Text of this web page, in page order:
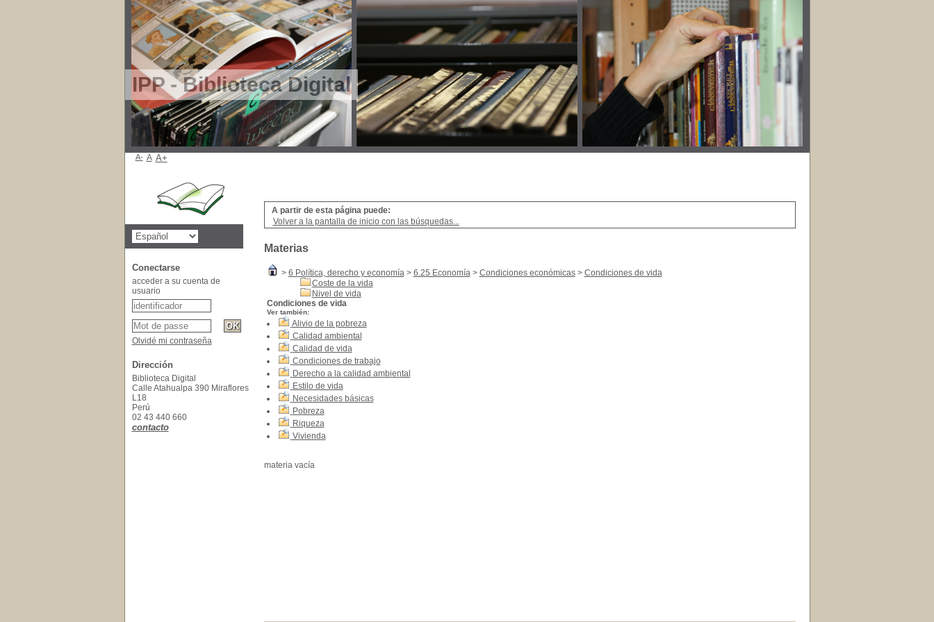
IPP - Biblioteca Digital
A partir de esta página puede:
Volver a la pantalla de inicio con las búsquedas...
Materias
> 6 Política, derecho y economía> 6.25 Economía> Condiciones económicas> Condiciones de vida
Coste de la vida
Nivel de vida
Condiciones de vida
Ver también:
Alivio de la pobreza
Calidad ambiental
Calidad de vida
Condiciones de trabajo
Derecho a la calidad ambiental
Estilo de vida
Necesidades básicas
Pobreza
Riqueza
Vivienda
materia vacía
A- A A+
Conectarse
acceder a su cuenta de
usuario
Olvidé mi contraseña
Dirección
Biblioteca Digital
Calle Atahualpa 390 Miraflores
L18
Perú
02 43 440 660
contacto